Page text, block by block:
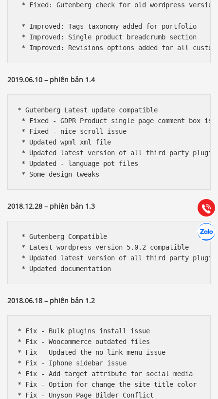
* Fixed: Gutenberg check for old wordpress version
* Improved: Tags taxonomy added for portfolio
* Improved: Single product breadcrumb section
* Improved: Revisions options added for all custom
2019.06.10 – phiên bản 1.4
* Gutenberg Latest update compatible
* Fixed - GDPR Product single page comment box
* Fixed - nice scroll issue
* Updated wpml xml file
* Updated latest version of all third party
* Updated - language pot files
* Some design tweaks
2018.12.28 – phiên bản 1.3
* Gutenberg Compatible
* Latest wordpress version 5.0.2 compatible
* Updated latest version of all third party
* Updated documentation
2018.06.18 – phiên bản 1.2
* Fix - Bulk plugins install issue
* Fix - Woocommerce outdated files
* Fix - Updated the no link menu issue
* Fix - Iphone sidebar issue
* Fix - Add target attribute for social media
* Fix - Option for change the site title color
* Fix - Unyson Page Bilder Conflict
Gọi
Báo giá & Đặt hàng:
(028) 22.166.144
Chát